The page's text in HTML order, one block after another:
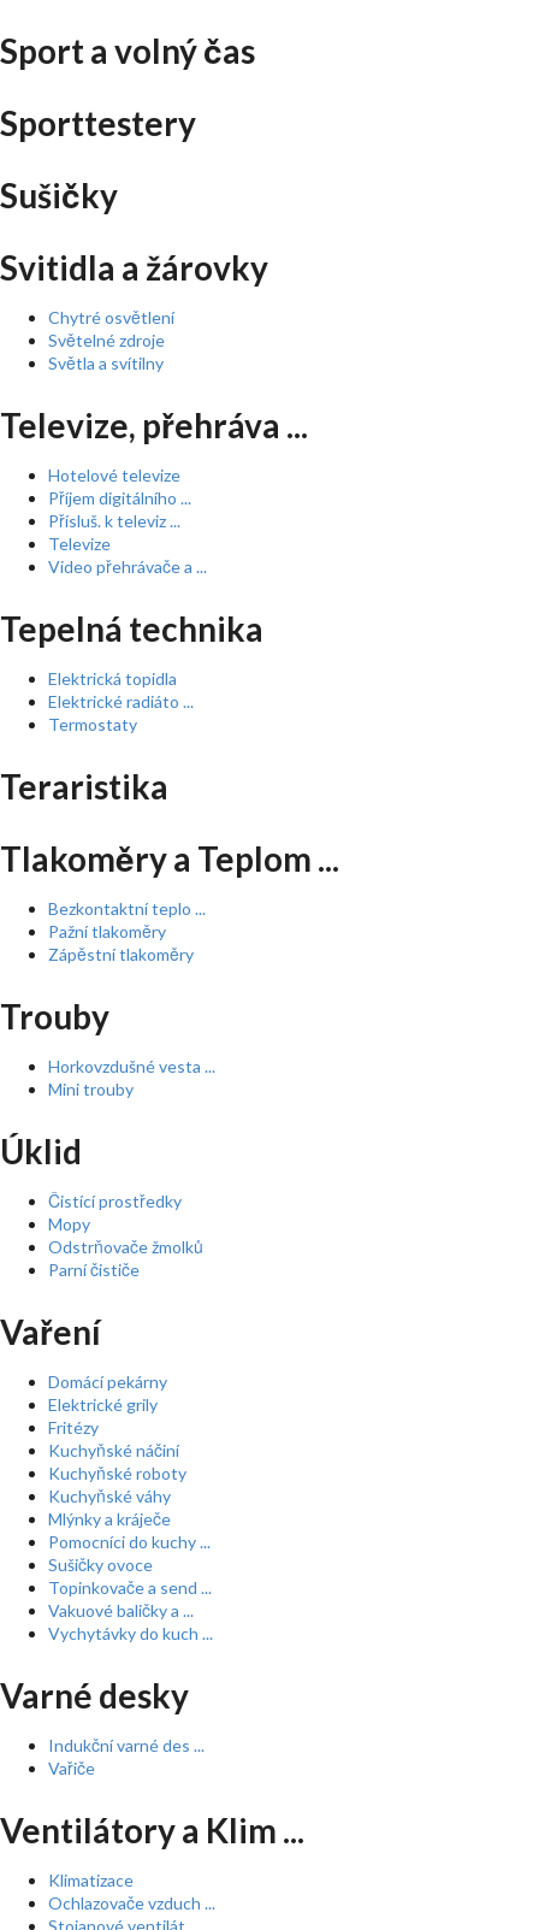
Sport a volný čas
Sporttestery
Sušičky
Svitidla a žárovky
Chytré osvětlení
Světelné zdroje
Světla a svítilny
Televize, přehráva ...
Hotelové televize
Příjem digitálního ...
Přísluš. k televiz ...
Televize
Video přehrávače a ...
Tepelná technika
Elektrická topidla
Elektrické radiáto ...
Termostaty
Teraristika
Tlakoměry a Teplom ...
Bezkontaktní teplo ...
Pažní tlakoměry
Zápěstní tlakoměry
Trouby
Horkovzdušné vesta ...
Mini trouby
Úklid
Čistící prostředky
Mopy
Odstrňovače žmolků
Parní čističe
Vaření
Domácí pekárny
Elektrické grily
Fritézy
Kuchyňské náčiní
Kuchyňské roboty
Kuchyňské váhy
Mlýnky a kráječe
Pomocníci do kuchy ...
Sušičky ovoce
Topinkovače a send ...
Vakuové baličky a ...
Vychytávky do kuch ...
Varné desky
Indukční varné des ...
Vařiče
Ventilátory a Klim ...
Klimatizace
Ochlazovače vzduch ...
Stojanové ventilát ...